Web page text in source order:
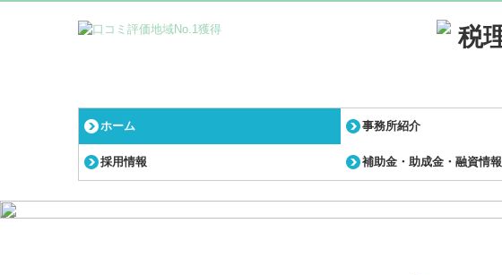
ホーム 事務所紹介
ご挨拶
事務所概要
アクセスマップ
月刊マルータ掲載記事
お客様の声
採用情報 補助金・助成金・融資情報